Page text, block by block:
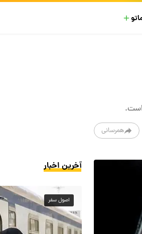
است.
همرسانی
آخرین اخبار
اصول سفر